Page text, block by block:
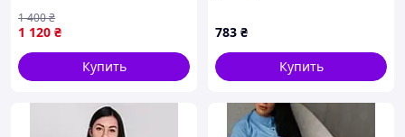
1 120 ₴
1 400₴
Купить
783 ₴
Купить